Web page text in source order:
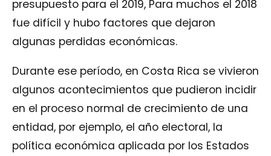
presupuesto para el 2019, Para muchos el 2018
fue difícil y hubo factores que dejaron
algunas perdidas económicas.
Durante ese período, en Costa Rica se vivieron
algunos acontecimientos que pudieron incidir
en el proceso normal de crecimiento de una
entidad, por ejemplo, el año electoral, la
política económica aplicada por los Estados